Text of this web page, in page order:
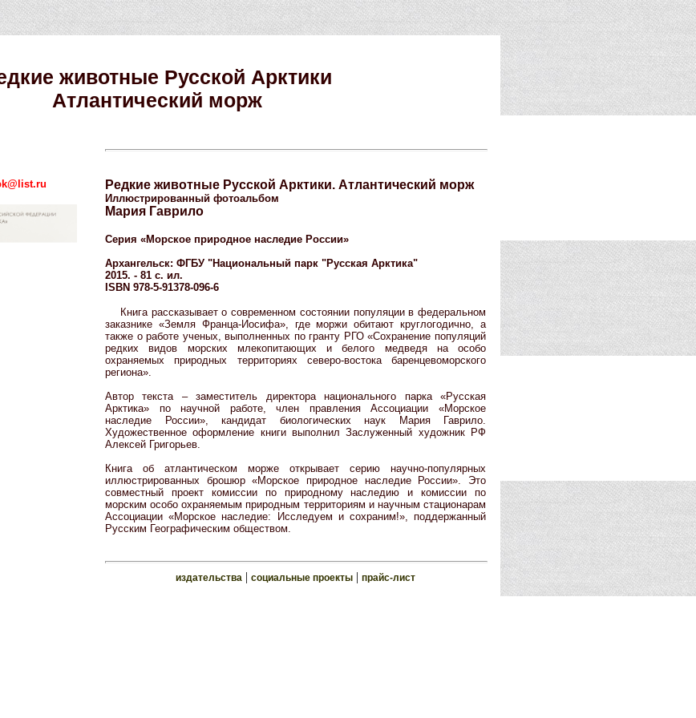
животные Русской Арктики
Атлантический морж
Редкие животные Русской Арктики. Атлантический морж
Иллюстрированный фотоальбом
Мария Гаврило
Серия «Морское природное наследие России»
Архангельск: ФГБУ "Национальный парк "Русская Арктика"
2015. - 81 с. ил.
ISBN 978-5-91378-096-6
Книга рассказывает о современном состоянии популяции в федеральном
заказнике «Земля Франца-Иосифа», где моржи обитают круглогодично, а
также о работе ученых, выполненных по гранту РГО «Сохранение популяций
редких видов морских млекопитающих и белого медведя на особо
охраняемых природных территориях северо-востока баренцевоморского
региона».
Автор текста – заместитель директора национального парка «Русская
Арктика» по научной работе, член правления Ассоциации «Морское
наследие России», кандидат биологических наук Мария Гаврило.
Художественное оформление книги выполнил Заслуженный художник РФ
Алексей Григорьев.
Книга об атлантическом морже открывает серию научно-популярных
иллюстрированных брошюр «Морское природное наследие России». Это
совместный проект комиссии по природному наследию и комиссии по
морским особо охраняемым природным территориям и научным стационарам
Ассоциации «Морское наследие: Исследуем и сохраним!», поддержанный
Русским Географическим обществом.
издательства | социальные проекты | прайс-лист